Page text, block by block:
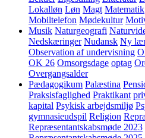
Lokalløn Løn Magt Matematik
Mobiltelefon Mødekultur
Musik Naturgeografi
Nedskæringer Nudansk Ny
Observation af undervisning
OK 26 Omsorgsdage optag
Overgangsalder
Pædagogikum Palæstina
Praksisfaglighed Praktikant
kapital Psykisk arbejdsmiljø
gymnasieudspil Religion
Repræsentantskabsmøde 2023